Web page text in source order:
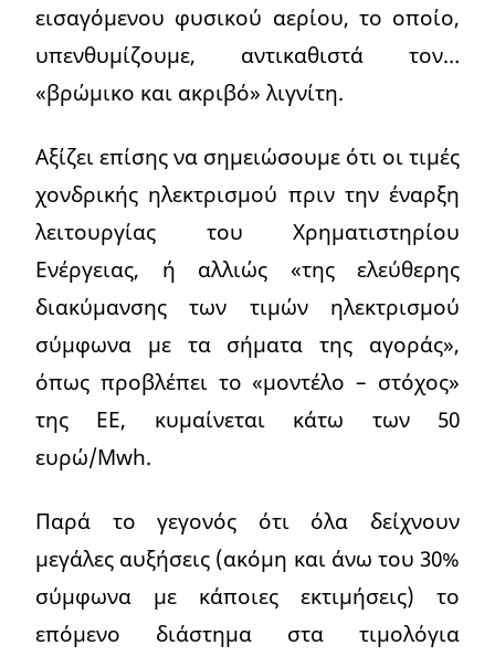
εισαγόμενου φυσικού αερίου, το οποίο,
υπενθυμίζουμε, αντικαθιστά τον…
«βρώμικο και ακριβό» λιγνίτη.
Αξίζει επίσης να σημειώσουμε ότι οι τιμές
χονδρικής ηλεκτρισμού πριν την έναρξη
λειτουργίας του Χρηματιστηρίου
Ενέργειας, ή αλλιώς «της ελεύθερης
διακύμανσης των τιμών ηλεκτρισμού
σύμφωνα με τα σήματα της αγοράς»,
όπως προβλέπει το «μοντέλο – στόχος»
της ΕΕ, κυμαίνεται κάτω των 50
ευρώ/Mwh.
Παρά το γεγονός ότι όλα δείχνουν
μεγάλες αυξήσεις (ακόμη και άνω του 30%
σύμφωνα με κάποιες εκτιμήσεις) το
επόμενο διάστημα στα τιμολόγια